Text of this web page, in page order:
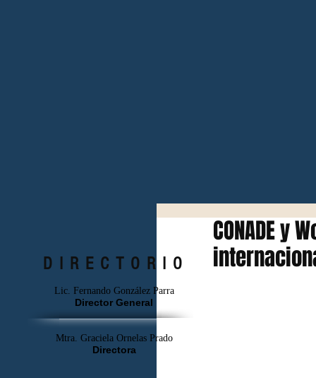
CONADE y
DIRECTORIO
Lic. Fernando González Parra
Director General
Mtra. Graciela Ornelas Prado
Directora